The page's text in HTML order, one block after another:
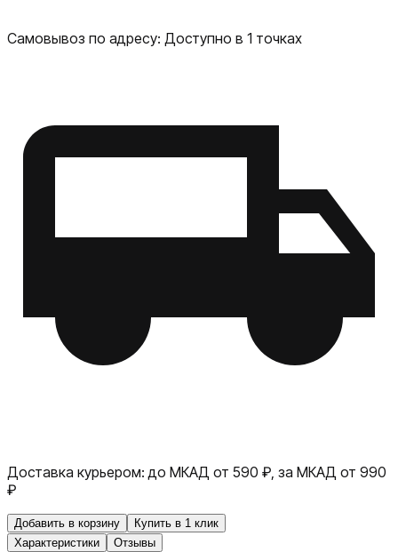
Самовывоз по адресу: Доступно в 1 точках
Доставка курьером: до МКАД от 590 ₽, за МКАД от 990
₽
Добавить в корзину
Купить в 1 клик
Характеристики
Отзывы